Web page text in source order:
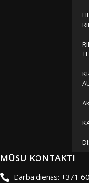
MŪSU KONTAKTI
Darba dienās: +371